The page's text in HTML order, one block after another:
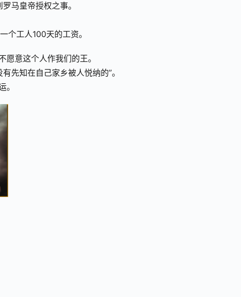
马皇帝授权之事。
个工人100天的工资。
意这个人作我们的王。
先知在自己家乡被人悦纳的”。
。